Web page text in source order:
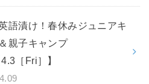
語漬け！春休みジュニアキ
親子キャンプ
［Fri］】